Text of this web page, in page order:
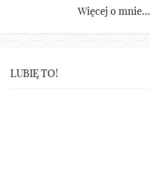
Więcej o mnie…
LUBIĘ TO!